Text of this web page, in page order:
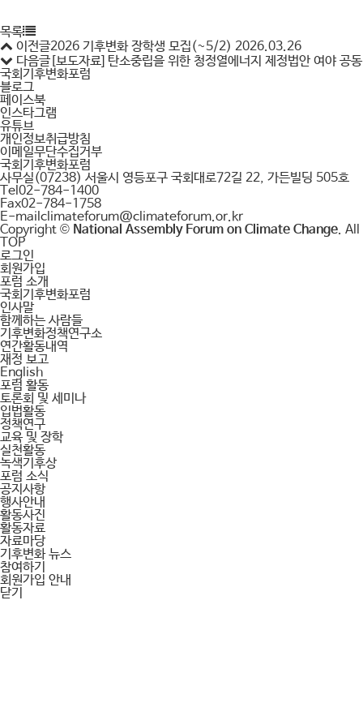
목록
이전글2026 기후변화 장학생 모집(~5/2) 2026.03.26
다음글 [보도자료] 탄소중립을 위한 청정열에너지 제정법안 여야 공
국회기후변화포럼
블로그
페이스북
인스타그램
유튜브
개인정보취급방침
이메일무단수집거부
국회기후변화포럼
사무실(07238) 서울시 영등포구 국회대로72길 22, 가든빌딩 505호
Tel02-784-1400
Fax02-784-1758
E-mailclimateforum@climateforum.or.kr
Copyright © National Assembly Forum on Climate Change. All
TOP
로그인
회원가입
포럼 소개
국회기후변화포럼
인사말
함께하는 사람들
기후변화정책연구소
연간활동내역
재정 보고
English
포럼 활동
토론회 및 세미나
입법활동
정책연구
교육 및 장학
실천활동
녹색기후상
포럼 소식
공지사항
행사안내
활동사진
활동자료
자료마당
기후변화 뉴스
참여하기
회원가입 안내
닫기